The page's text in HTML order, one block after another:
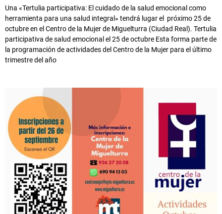
Una «Tertulia participativa: El cuidado de la salud emocional como
herramienta para una salud integral» tendrá lugar el próximo 25 de
octubre en el Centro de la Mujer de Miguelturra (Ciudad Real). Tertulia
participativa de salud emocional el 25 de octubre Esta forma parte de
la programación de actividades del Centro de la Mujer para el último
trimestre del año